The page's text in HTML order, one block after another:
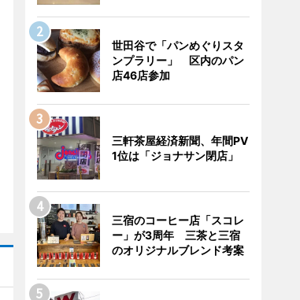
世田谷で「パンめぐりスタ
ンプラリー」 区内のパン
店46店参加
三軒茶屋経済新聞、年間PV
1位は「ジョナサン閉店」
三宿のコーヒー店「スコレ
ー」が3周年 三茶と三宿
のオリジナルブレンド考案